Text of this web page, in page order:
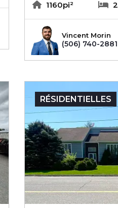
1160pi² 2
Vincent Morin
(506) 740-2881
RÉSIDENTIELLES